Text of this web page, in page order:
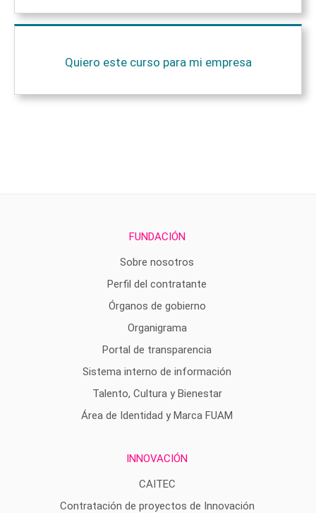
Quiero este curso para mi empresa
FUNDACIÓN
Sobre nosotros
Perfil del contratante
Órganos de gobierno
Organigrama
Portal de transparencia
Sistema interno de información
Talento, Cultura y Bienestar
Área de Identidad y Marca FUAM
INNOVACIÓN
CAITEC
Contratación de proyectos de Innovación